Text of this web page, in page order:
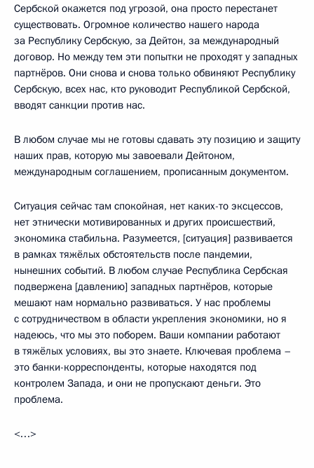
Сербской окажется под угрозой, она просто перестанет
существовать. Огромное количество нашего народа
за Республику Сербскую, за Дейтон, за международный
договор. Но между тем эти попытки не проходят у западных
партнёров. Они снова и снова только обвиняют Республику
Сербскую, всех нас, кто руководит Республикой Сербской,
вводят санкции против нас.
В любом случае мы не готовы сдавать эту позицию и защиту
наших прав, которую мы завоевали Дейтоном,
международным соглашением, прописанным документом.
Ситуация сейчас там спокойная, нет каких-то эксцессов,
нет этнически мотивированных и других происшествий,
экономика стабильна. Разумеется, [ситуация] развивается
в рамках тяжёлых обстоятельств после пандемии,
нынешних событий. В любом случае Республика Сербская
подвержена [давлению] западных партнёров, которые
мешают нам нормально развиваться. У нас проблемы
с сотрудничеством в области укрепления экономики, но я
надеюсь, что мы это поборем. Ваши компании работают
в тяжёлых условиях, вы это знаете. Ключевая проблема –
это банки-корреспонденты, которые находятся под
контролем Запада, и они не пропускают деньги. Это
проблема.
<…>